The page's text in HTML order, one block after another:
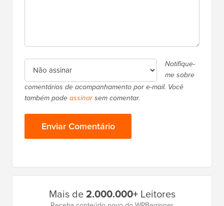
Notifique-
me sobre
comentários de acompanhamento por e-mail. Você
também podeassinarsem comentar.
Mais de2.000.000+Leitores